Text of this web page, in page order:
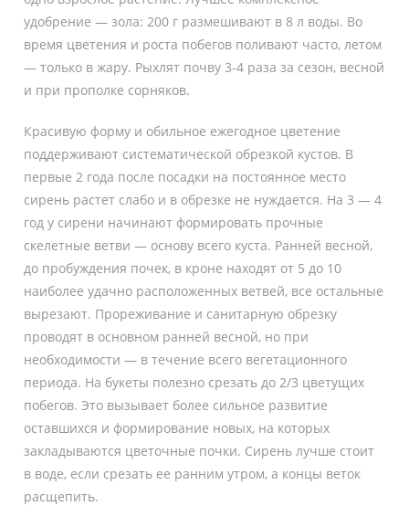
удобрение — зола: 200 г размешивают в 8 л воды. Во
время цветения и роста побегов поливают часто, летом
— только в жару. Рыхлят почву 3-4 раза за сезон, весной
и при прополке сорняков.
Красивую форму и обильное ежегодное цветение
поддерживают систематической обрезкой кустов. В
первые 2 года после посадки на постоянное место
сирень растет слабо и в обрезке не нуждается. На 3 — 4
год у сирени начинают формировать прочные
скелетные ветви — основу всего куста. Ранней весной,
до пробуждения почек, в кроне находят от 5 до 10
наиболее удачно расположенных ветвей, все остальные
вырезают. Прореживание и санитарную обрезку
проводят в основном ранней весной, но при
необходимости — в течение всего вегетационного
периода. На букеты полезно срезать до 2/3 цветущих
побегов. Это вызывает более сильное развитие
оставшихся и формирование новых, на которых
закладываются цветочные почки. Сирень лучше стоит
в воде, если срезать ее ранним утром, а концы веток
расщепить.